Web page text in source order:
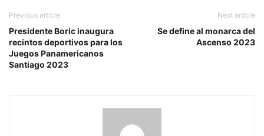
Previous article
Presidente Boric inaugura
recintos deportivos para los
Juegos Panamericanos
Santiago 2023
Next article
Se define al monarca del
Ascenso 2023